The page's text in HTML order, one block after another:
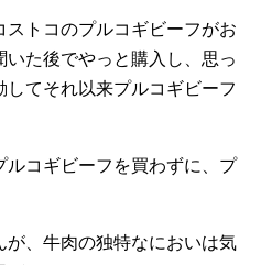
トコのプルコギビーフがお
た後でやっと購入し、思っ
てそれ以来プルコギビーフ
コギビーフを買わずに、プ
、牛肉の独特なにおいは気